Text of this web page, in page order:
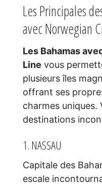
Les Principales
avec Norwegian
Les Bahamas
Line vous
plusieurs îles
offrant ses
charmes uniques.
destinations
1. NASSAU
Capitale des
escale